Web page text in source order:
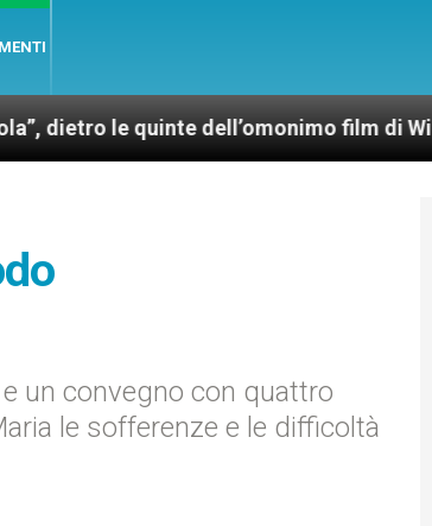
le quinte dell’omonimo film di Wim
un convegno con quattro
le sofferenze e le difficoltà